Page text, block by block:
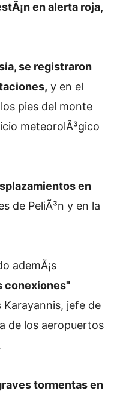
en alerta roja,
se registraron
y en el
pies del monte
meteorolÃ³gico
en
de PeliÃ³n y en la
ademÃ¡s
conexiones"
Karayannis, jefe de
de los aeropuertos
tormentas en